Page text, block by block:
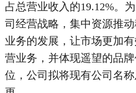
占总营业收入的19.12%。
司经营战略，集中资源推
业务的发展，让市场更加
营业务，并体现遥望的品
位，公司拟将现有公司名